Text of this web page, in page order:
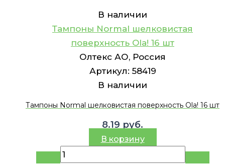
В наличии
Тампоны Normal шелковистая
поверхность Ola! 16 шт
Олтекс АО, Россия
Артикул: 58419
В наличии
Тампоны Normal шелковистая поверхность Ola! 16 шт
8.19 руб.
В корзину